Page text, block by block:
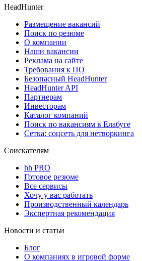
HeadHunter
Размещение вакансий
Поиск по резюме
О компании
Наши вакансии
Реклама на сайте
Требования к ПО
Безопасный HeadHunter
HeadHunter API
Партнерам
Инвесторам
Каталог компаний
Поиск по вакансиям в Елабуге
Сетка: соцсеть для нетворкинга
Соискателям
hh PRO
Готовое резюме
Все сервисы
Хочу у вас работать
Производственный календарь
Экспертная рекомендация
Новости и статьи
Блог
О компаниях в игровой форме